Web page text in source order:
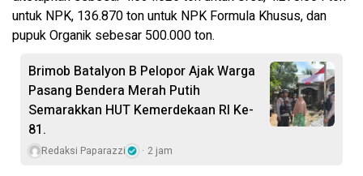
untuk NPK, 136.870 ton untuk NPK Formula Khusus, dan
pupuk Organik sebesar 500.000 ton.
Brimob Batalyon B Pelopor Ajak Warga
Pasang Bendera Merah Putih
Semarakkan HUT Kemerdekaan RI Ke-
81.
Redaksi Paparazzi 2 jam